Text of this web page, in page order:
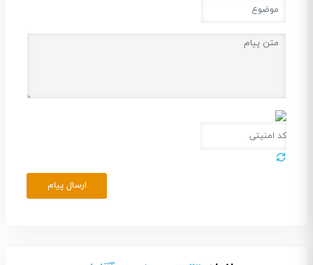
ارسال پیام